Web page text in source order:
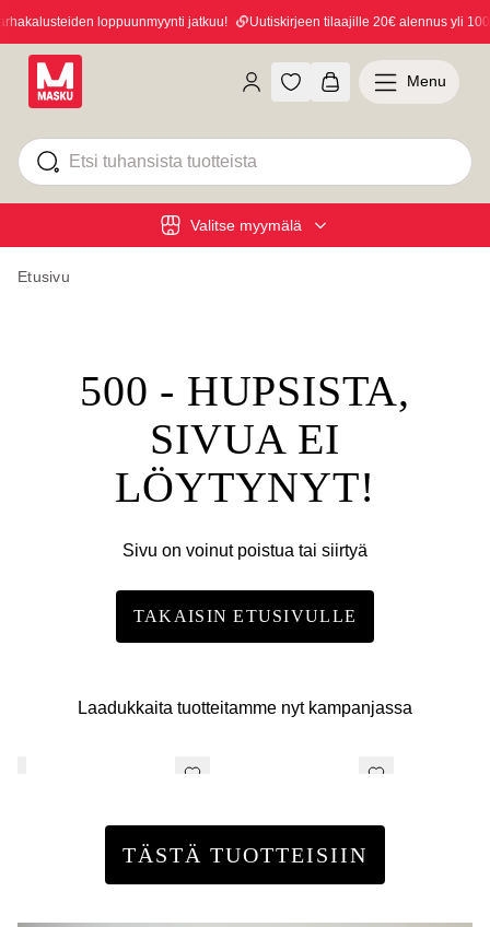
loppuunmyynti jatkuu! Uutiskirjeen tilaajille 20€ alennus yli
Valitse myymälä
Menu
Etusivu
500 - HUPSISTA,
SIVUA EI
LÖYTYNYT!
Sivu on voinut poistua tai siirtyä
TAKAISIN ETUSIVULLE
Laadukkaita tuotteitamme nyt kampanjassa
TÄSTÄ TUOTTEISIIN